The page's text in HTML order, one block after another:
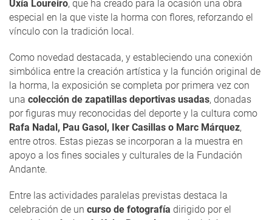
Uxía Loureiro, que ha creado para la ocasión una obra
especial en la que viste la horma con flores, reforzando el
vínculo con la tradición local.
Como novedad destacada, y estableciendo una conexión
simbólica entre la creación artística y la función original de
la horma, la exposición se completa por primera vez con
una colección de zapatillas deportivas usadas, donadas
por figuras muy reconocidas del deporte y la cultura como
Rafa Nadal, Pau Gasol, Iker Casillas o Marc Márquez,
entre otros. Estas piezas se incorporan a la muestra en
apoyo a los fines sociales y culturales de la Fundación
Andante.
Entre las actividades paralelas previstas destaca la
celebración de un curso de fotografía dirigido por el